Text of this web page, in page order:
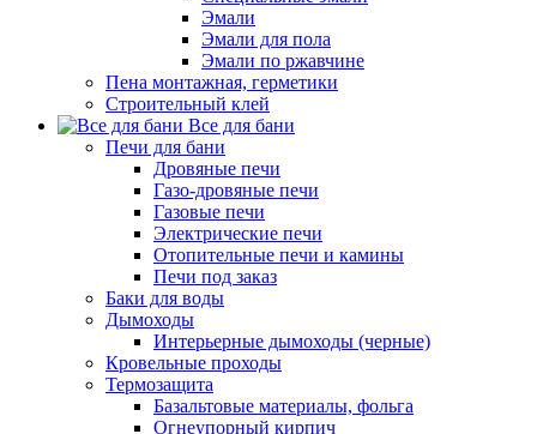
Эмали
Эмали для пола
Эмали по ржавчине
Пена монтажная, герметики
Строительный клей
Все для бани
Печи для бани
Дровяные печи
Газо-дровяные печи
Газовые печи
Электрические печи
Отопительные печи и камины
Печи под заказ
Баки для воды
Дымоходы
Интерьерные дымоходы (черные)
Кровельные проходы
Термозащита
Базальтовые материалы, фольга
Огнеупорный кирпич